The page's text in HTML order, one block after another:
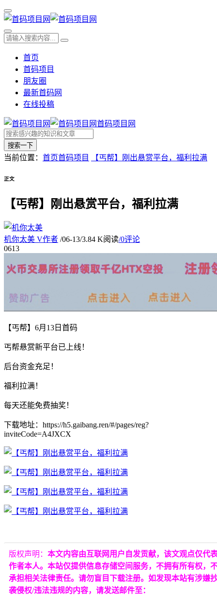
首页
首码项目
朋友圈
最新首码网
在线投稿
首码项目网
搜索一下
当前位置： 首页首码项目 【丐帮】刚出悬赏平台，福利拉满
正文
【丐帮】刚出悬赏平台，福利拉满
机你太美 V作者 /06-13/3.84 K阅读/0评论
0613
【丐帮】6月13日首码
丐帮悬赏新平台已上线！
后台资金充足！
福利拉满！
每天还能免费抽奖！
下载地址：https://h5.gaibang.ren/#/pages/reg?
inviteCode=A4JXCX
版权声明： 本文内容由互联网用户自发贡献，该文观点仅代
作者本人。本站仅提供信息存储空间服务，不拥有所有权，
承担相关法律责任。请勿盲目下载注册。如发现本站有涉嫌
袭侵权/违法违规的内容，请发送邮件至：